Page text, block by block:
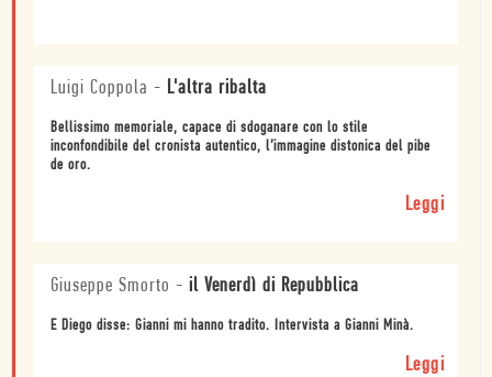
Luigi Coppola - L'altra ribalta
Bellissimo memoriale, capace di sdoganare con lo stile
inconfondibile del cronista autentico, l’immagine distonica del pibe
de oro.
Leggi
Giuseppe Smorto - il Venerdì di Repubblica
E Diego disse: Gianni mi hanno tradito. Intervista a Gianni Minà.
Leggi